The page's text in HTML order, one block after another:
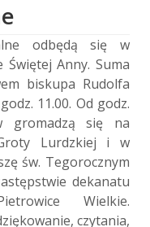
odbędą się w
Anny. Suma
biskupa Rudolfa
11.00. Od godz.
gromadzą się na
Lurdzkiej i w
św. Tegorocznym
dekanatu
Wielkie.
czytania,